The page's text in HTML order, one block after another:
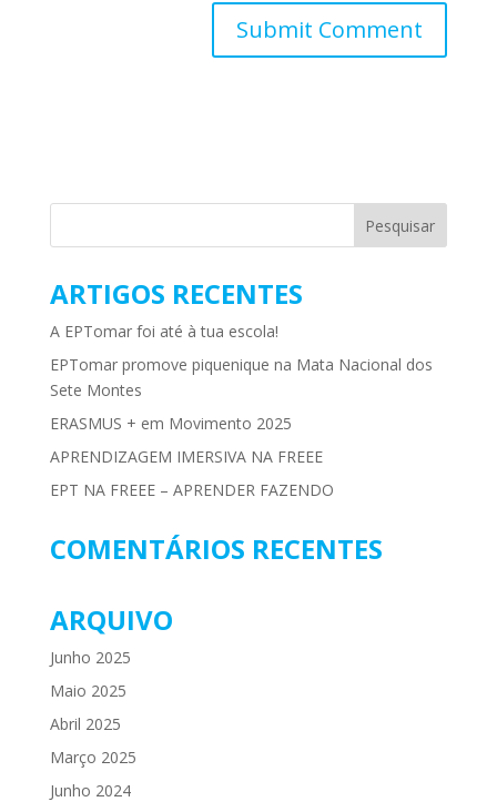
ARTIGOS RECENTES
A EPTomar foi até à tua escola!
EPTomar promove piquenique na Mata Nacional dos
Sete Montes
ERASMUS + em Movimento 2025
APRENDIZAGEM IMERSIVA NA FREEE
EPT NA FREEE – APRENDER FAZENDO
COMENTÁRIOS RECENTES
ARQUIVO
Junho 2025
Maio 2025
Abril 2025
Março 2025
Junho 2024